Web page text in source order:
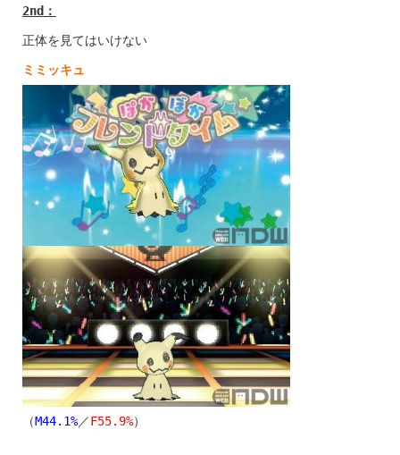
2nd ：
正体を見てはいけない
ミミッキュ
（M44.1%／F55.9%）